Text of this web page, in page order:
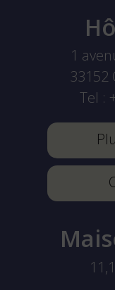
1
33152
Tel :